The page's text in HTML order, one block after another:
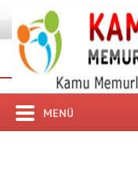
MENÜ